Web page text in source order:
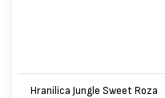
Hranilica Jungle Sweet Roza